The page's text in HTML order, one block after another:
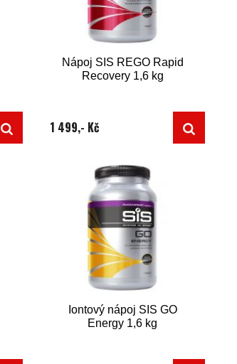
Nápoj SIS REGO Rapid
Recovery 1,6 kg
1 499,- Kč
Iontový nápoj SIS GO
Energy 1,6 kg